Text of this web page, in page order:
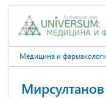
Медицина и